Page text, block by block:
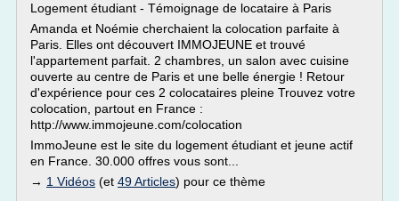
Logement étudiant - Témoignage de locataire à Paris
Amanda et Noémie cherchaient la colocation parfaite à
Paris. Elles ont découvert IMMOJEUNE et trouvé
l'appartement parfait. 2 chambres, un salon avec cuisine
ouverte au centre de Paris et une belle énergie ! Retour
d'expérience pour ces 2 colocataires pleine Trouvez votre
colocation, partout en France :
http://www.immojeune.com/colocation
ImmoJeune est le site du logement étudiant et jeune actif
en France. 30.000 offres vous sont...
→ 1 Vidéos (et 49 Articles) pour ce thème